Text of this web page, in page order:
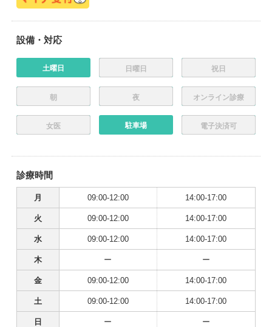
設備・対応
土曜日 日曜日 祝日
朝 夜 オンライン診療
女医 駐車場 電子決済可
診療時間
月 09:00-12:00 14:00-17:00
火 09:00-12:00 14:00-17:00
水 09:00-12:00 14:00-17:00
木 ー ー
金 09:00-12:00 14:00-17:00
土 09:00-12:00 14:00-17:00
日 ー ー